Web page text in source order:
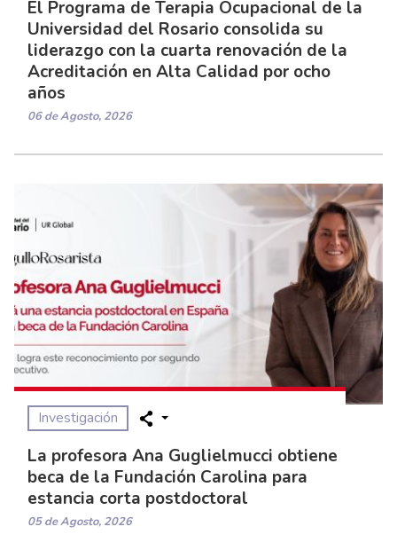
El Programa de Terapia Ocupacional de la
Universidad del Rosario consolida su
liderazgo con la cuarta renovación de la
Acreditación en Alta Calidad por ocho
años
06 de Agosto, 2026
Investigación
La profesora Ana Guglielmucci obtiene
beca de la Fundación Carolina para
estancia corta postdoctoral
05 de Agosto, 2026